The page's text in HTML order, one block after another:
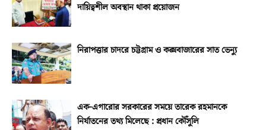
দায়িত্বশীল অবস্থান থাকা প্রয়োজন
নিরাপত্তার চাদরে চট্টগ্রাম ও কক্সবাজারের সাত ভেন্যু
এক-এগারোর সরকারের সময়ে তারেক রহমানকে
নির্যাতনের তথ্য মিলেছে : প্রধান কৌঁসুলি